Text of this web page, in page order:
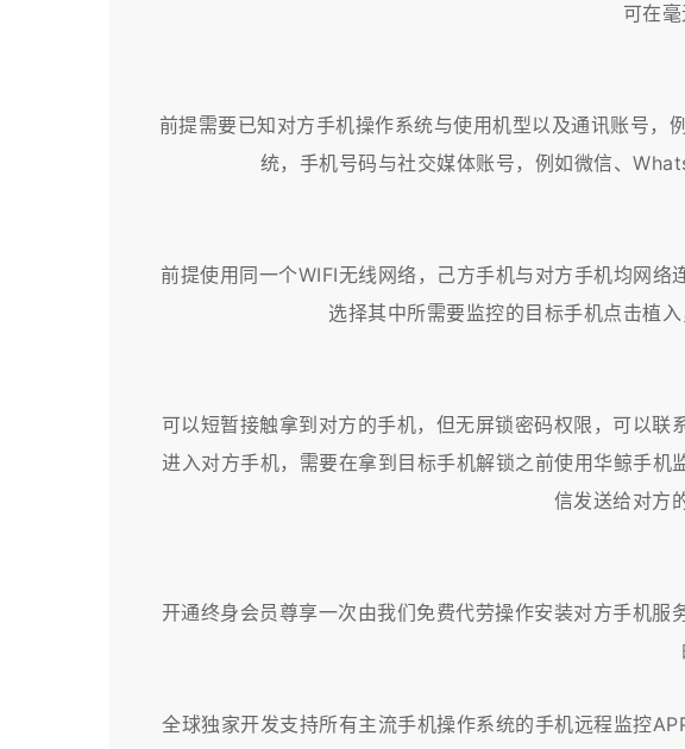
可在
前提需要已知对方手机操作系统与使用机型以及通讯账号
统，手机号码与社交媒体账号，例如微信、
前提使用同一个WIFI无线网络，己方手机与对方手机均网络
选择其中所需要监控的目标手机点击植
可以短暂接触拿到对方的手机，但无屏锁密码权限，可以
进入对方手机，需要在拿到目标手机解锁之前使用华鲸手
信发送给对方
开通终身会员尊享一次由我们免费代劳操作安装对方手机
全球独家开发支持所有主流手机操作系统的手机远程监控